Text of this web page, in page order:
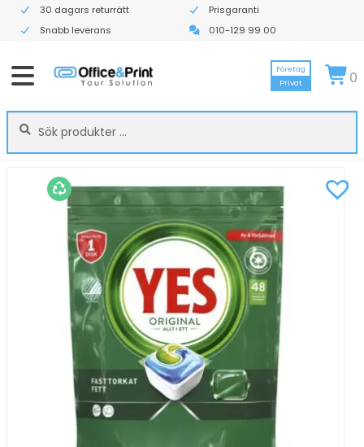
30 dagars returrätt
Prisgaranti
Snabb leverans
010-129 99 00
Sök
efter:
Sök
Företag
Privat
0